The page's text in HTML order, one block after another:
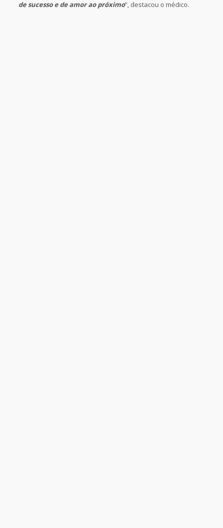
de sucesso e de amor ao próximo”, destacou o médico.